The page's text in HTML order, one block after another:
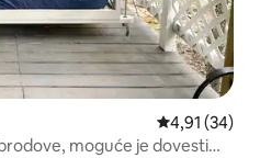
Prosječna
4,91 (34)
moguće je dovesti